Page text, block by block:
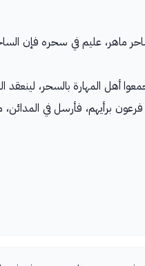
ماهر، عليم في سحره فإن
أهل المهارة بالسحر،
برأيهم، فأرسل في